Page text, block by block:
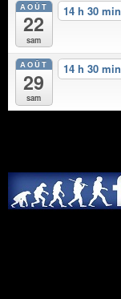
AOÛT
22
sam
14 h 30 min
AOÛT
29
sam
14 h 30 min